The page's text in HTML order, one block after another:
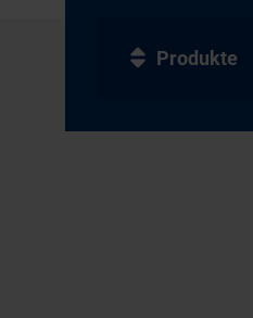
Produkte